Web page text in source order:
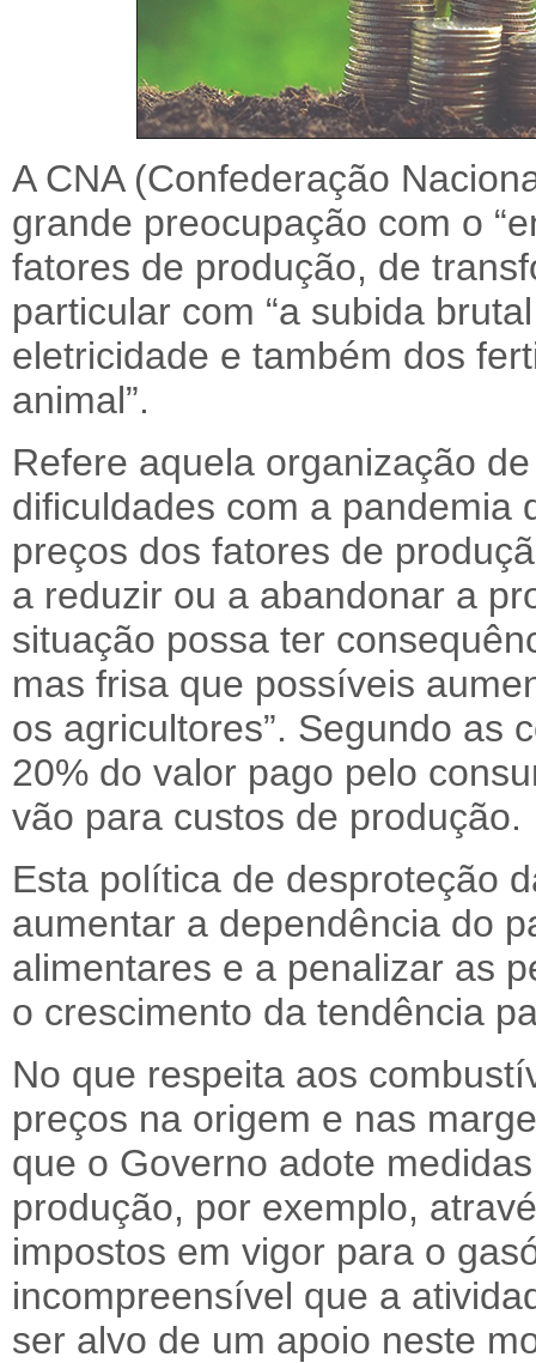
A CNA (Confederação
grande preocupação com o
fatores de produção, de
particular com “a subida
eletricidade e também dos
animal”.
Refere aquela organização
dificuldades com a pandemia
preços dos fatores de
a reduzir ou a abandonar a
situação possa ter
mas frisa que possíveis
os agricultores”. Segundo as
20% do valor pago pelo
vão para custos de produção.
Esta política de desproteção
aumentar a dependência do
alimentares e a penalizar as
o crescimento da tendência
No que respeita aos
preços na origem e nas
que o Governo adote
produção, por exemplo,
impostos em vigor para o
incompreensível que a
ser alvo de um apoio neste